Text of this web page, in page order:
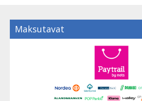
Maksutavat